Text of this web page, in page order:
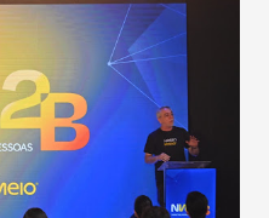
estamos vivendo uma
em todos os anos, com
ou H1N1. Trata-se
diferente, com um poder de
coronavírus”, apontou o
epidemia com chance de